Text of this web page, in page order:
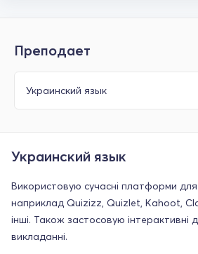
Преподает
Украинский язык
Використовую сучасні платформи
наприклад Quizizz, Quizlet, Kahoot,
інші. Також застосовую інтерактивні
викладанні.